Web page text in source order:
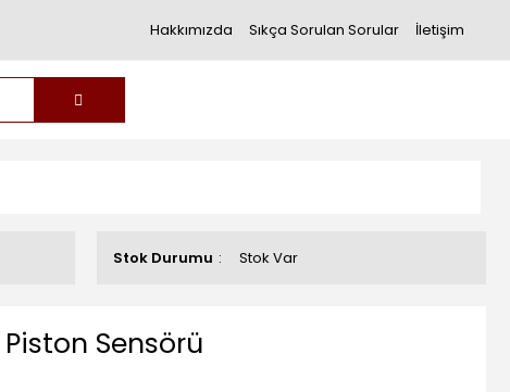
Hakkımızda Sıkça Sorulan Sorular İletişim
Stok Durumu Stok Var
Sensörü